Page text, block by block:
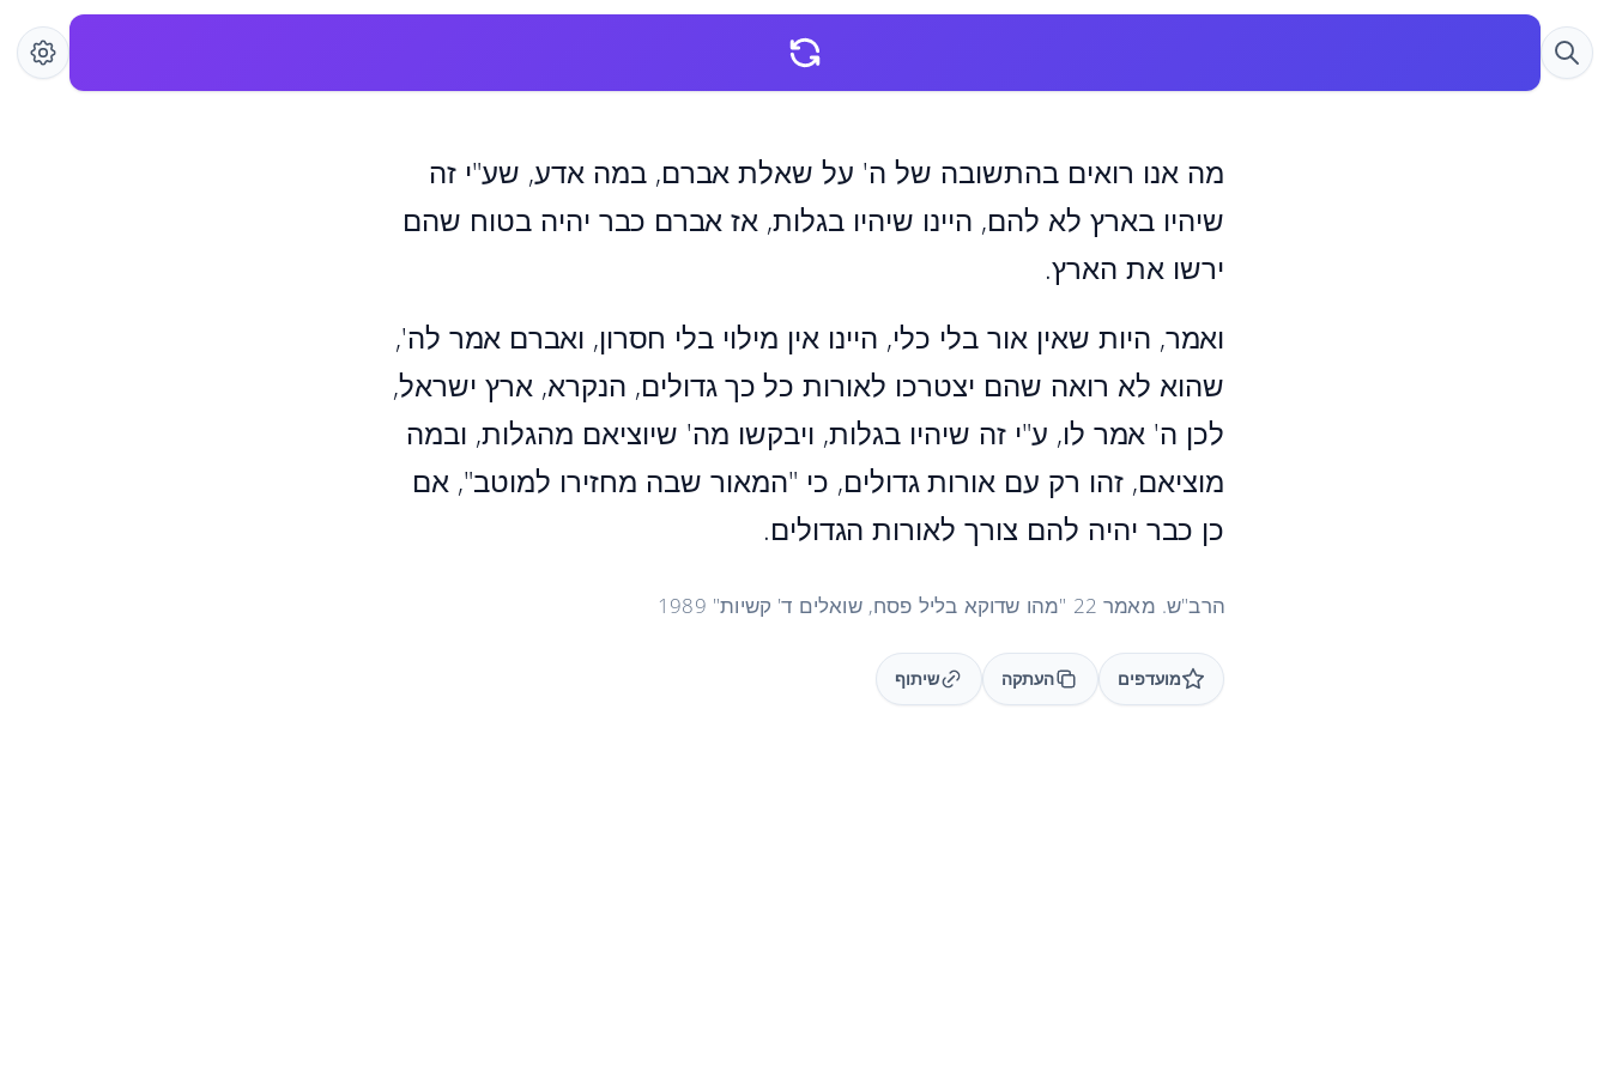
מה אנו רואים בהתשובה של ה' על שאלת אברם, במה אדע, שע"י זה
שיהיו בארץ לא להם, היינו שיהיו בגלות, אז אברם כבר יהיה בטוח שהם
ירשו את הארץ.
ואמר, היות שאין אור בלי כלי, היינו אין מילוי בלי חסרון, ואברם אמר לה',
שהוא לא רואה שהם יצטרכו לאורות כל כך גדולים, הנקרא, ארץ ישראל,
לכן ה' אמר לו, ע"י זה שיהיו בגלות, ויבקשו מה' שיוציאם מהגלות, ובמה
מוציאם, זהו רק עם אורות גדולים, כי "המאור שבה מחזירו למוטב", אם
כן כבר יהיה להם צורך לאורות הגדולים.
הרב"ש. מאמר 22 "מהו שדוקא בליל פסח, שואלים ד' קשיות" 1989
מועדפים העתקה שיתוף